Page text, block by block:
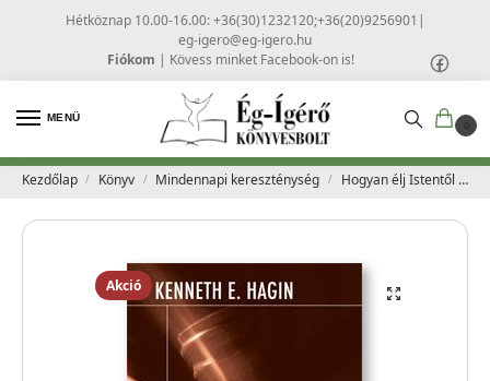
Hétköznap 10.00-16.00: +36(30)1232120;+36(20)9256901 |
eg-igero@eg-igero.hu
Fiókom | Kövess minket Facebook-on is!
MENÜ
0
Kezdőlap / Könyv / Mindennapi kereszténység / Hogyan élj Istentől kapott jogaiddal? – Kenneth E. Hagin
Akció